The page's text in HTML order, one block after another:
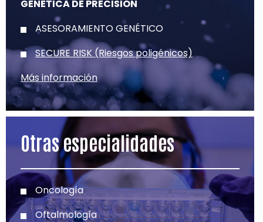
GENETICA DE PRECISIÓN
ASESORAMIENTO GENÉTICO
SECURE RISK (Riesgos poligénicos)
Más información
Otras especialidades
Oncología
Oftalmología